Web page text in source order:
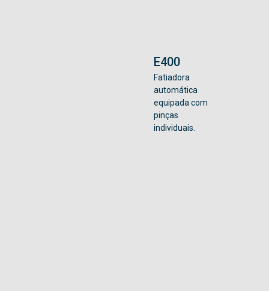
E400
Fatiadora
automática
equipada com
pinças
individuais.